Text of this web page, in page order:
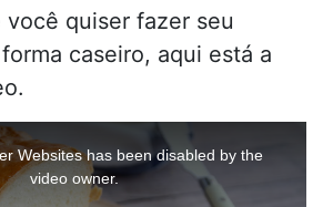
quiser fazer seu
caseiro, aqui está a
Websites has been disabled by the
video owner.